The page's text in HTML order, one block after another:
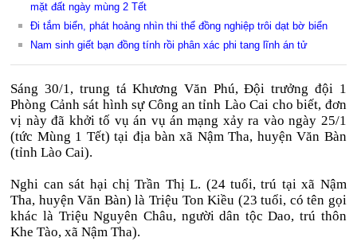
mặt đất ngày mùng 2 Tết
Đi tắm biển, phát hoảng nhìn thi thể đồng nghiệp trôi dạt bờ biển
Nam sinh giết bạn đồng tính rồi phân xác phi tang lĩnh án tử
Sáng 30/1, trung tá Khương Văn Phú, Đội trưởng đội 1
Phòng Cảnh sát hình sự Công an tỉnh Lào Cai cho biết, đơn
vị này đã khởi tố vụ án vụ án mạng xảy ra vào ngày 25/1
(tức Mùng 1 Tết) tại địa bàn xã Nậm Tha, huyện Văn Bàn
(tỉnh Lào Cai).
Nghi can sát hại chị Trần Thị L. (24 tuổi, trú tại xã Nậm
Tha, huyện Văn Bàn) là Triệu Ton Kiều (23 tuổi, có tên gọi
khác là Triệu Nguyên Châu, người dân tộc Dao, trú thôn
Khe Tào, xã Nậm Tha).